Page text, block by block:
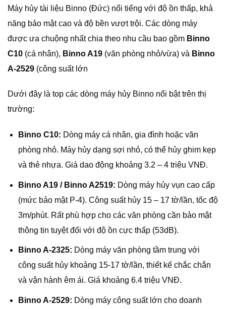
Máy hủy tài liệu Binno (Đức) nổi tiếng với độ ồn thấp, khả
năng bảo mật cao và độ bền vượt trội. Các dòng máy
được ưa chuộng nhất chia theo nhu cầu bao gồm Binno
C10 (cá nhân), Binno A19 (văn phòng nhỏ/vừa) và Binno
A-2529 (công suất lớn
Dưới đây là top các dòng máy hủy Binno nổi bật trên thị
trường:
Binno C10: Dòng máy cá nhân, gia đình hoặc văn
phòng nhỏ. Máy hủy dạng sợi nhỏ, có thể hủy ghim kẹp
và thẻ nhựa. Giá dao động khoảng 3.2 – 4 triệu VNĐ.
Binno A19 / Binno A2519: Dòng máy hủy vụn cao cấp
(mức bảo mật P-4). Công suất hủy 15 – 17 tờ/lần, tốc độ
3m/phút. Rất phù hợp cho các văn phòng cần bảo mật
thông tin tuyệt đối với độ ồn cực thấp (53dB).
Binno A-2325: Dòng máy văn phòng tầm trung với
công suất hủy khoảng 15-17 tờ/lần, thiết kế chắc chắn
và vận hành êm ái. Giá khoảng 6.4 triệu VNĐ.
Binno A-2529: Dòng máy công suất lớn cho doanh